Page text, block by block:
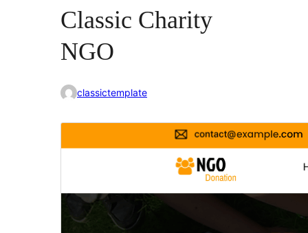
Classic Charity
NGO
classictemplate